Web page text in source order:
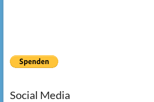
Social Media